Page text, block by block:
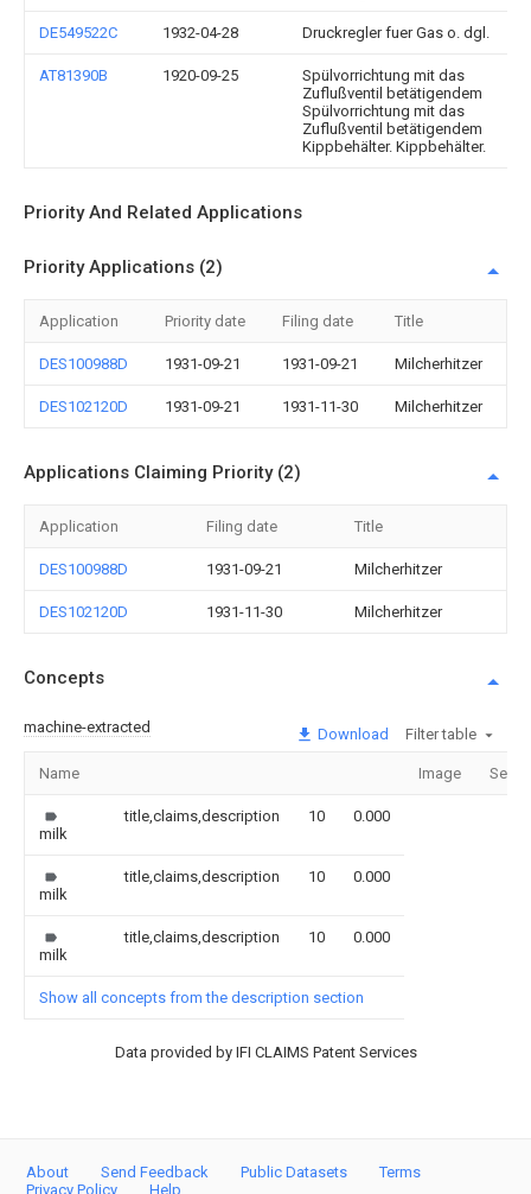
DE549522C 1932-04-28 Druckregler fuer Gas o. dgl.
AT81390B 1920-09-25
Spülvorrichtung mit das
Zuflußventil betätigendem
Spülvorrichtung mit das
Zuflußventil betätigendem
Kippbehälter. Kippbehälter.
Priority And Related Applications
Priority Applications (2)
Application Priority date Filing date Title
DES100988D 1931-09-21 1931-09-21 Milcherhitzer
DES102120D 1931-09-21 1931-11-30 Milcherhitzer
Applications Claiming Priority (2)
Application Filing date Title
DES100988D 1931-09-21 Milcherhitzer
DES102120D 1931-11-30 Milcherhitzer
Concepts
machine-extracted Download Filter table
Name Image
milk
title,claims,description 10 0.000
milk
title,claims,description 10 0.000
milk
title,claims,description 10 0.000
Show all concepts from the description section
Data provided by IFI CLAIMS Patent Services
About Send Feedback Public Datasets
Terms
Privacy Policy
Help